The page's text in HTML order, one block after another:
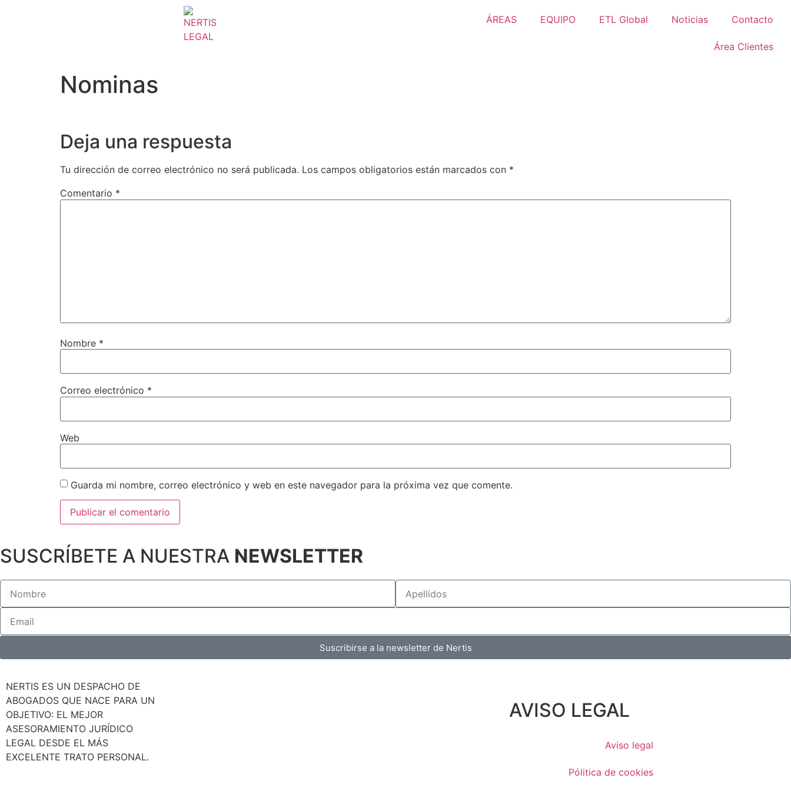
ÁREAS EQUIPO ETL Global Noticias Contacto
Área Clientes
Nominas
Deja una respuesta
Tu dirección de correo electrónico no será publicada. Los campos obligatorios están marcados con *
Comentario *
Nombre *
Correo electrónico *
Web
Guarda mi nombre, correo electrónico y web en este navegador para la próxima vez que comente.
SUSCRÍBETE A NUESTRA NEWSLETTER
Suscribirse a la newsletter de Nertis
NERTIS ES UN DESPACHO DE
ABOGADOS QUE NACE PARA UN
OBJETIVO: EL MEJOR
ASESORAMIENTO JURÍDICO
LEGAL DESDE EL MÁS
EXCELENTE TRATO PERSONAL.
AVISO LEGAL
Aviso legal
Pólitica de cookies